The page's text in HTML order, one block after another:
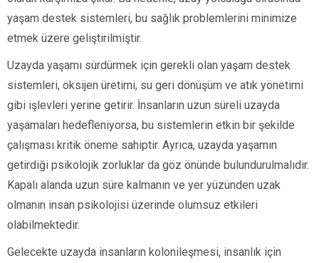
yaşam destek sistemleri, bu sağlık problemlerini minimize
etmek üzere geliştirilmiştir.
Uzayda yaşamı sürdürmek için gerekli olan yaşam destek
sistemleri, oksijen üretimi, su geri dönüşüm ve atık yönetimi
gibi işlevleri yerine getirir. İnsanların uzun süreli uzayda
yaşamaları hedefleniyorsa, bu sistemlerin etkin bir şekilde
çalışması kritik öneme sahiptir. Ayrıca, uzayda yaşamın
getirdiği psikolojik zorluklar da göz önünde bulundurulmalıdır.
Kapalı alanda uzun süre kalmanın ve yer yüzünden uzak
olmanın insan psikolojisi üzerinde olumsuz etkileri
olabilmektedir.
Gelecekte uzayda insanların kolonileşmesi, insanlık için